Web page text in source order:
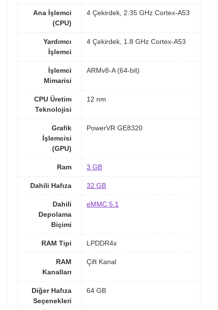
Ana İşlemci
(CPU)
4 Çekirdek, 2.35 GHz Cortex-A53
Yardımcı
İşlemci
4 Çekirdek, 1.8 GHz Cortex-A53
İşlemci
Mimarisi
ARMv8-A (64-bit)
CPU Üretim
Teknolojisi
12 nm
Grafik
İşlemcisi
(GPU)
PowerVR GE8320
Ram 3 GB
Dahili Hafıza 32 GB
Dahili
Depolama
Biçimi
eMMC 5.1
RAM Tipi LPDDR4x
RAM
Kanalları
Çift Kanal
Diğer Hafıza
Seçenekleri
64 GB